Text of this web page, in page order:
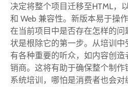
决定将整个项目迁移至HTML，
和 Web 兼容性。新版本易于操
在当前项目中是否存在怎样的
状是根除它的第一步。从培训
有各种重要的听众，如内容创
销商。这将有助于确保整个制
系统培训，哪怕是消费者也会